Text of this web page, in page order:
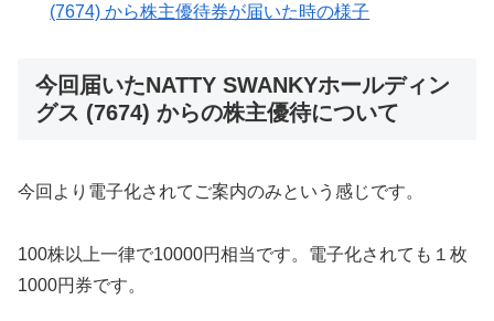
(7674) から株主優待券が届いた時の様子
今回届いたNATTY SWANKYホールディン
グス (7674) からの株主優待について
今回より電子化されてご案内のみという感じです。
100株以上一律で10000円相当です。電子化されても１枚
1000円券です。